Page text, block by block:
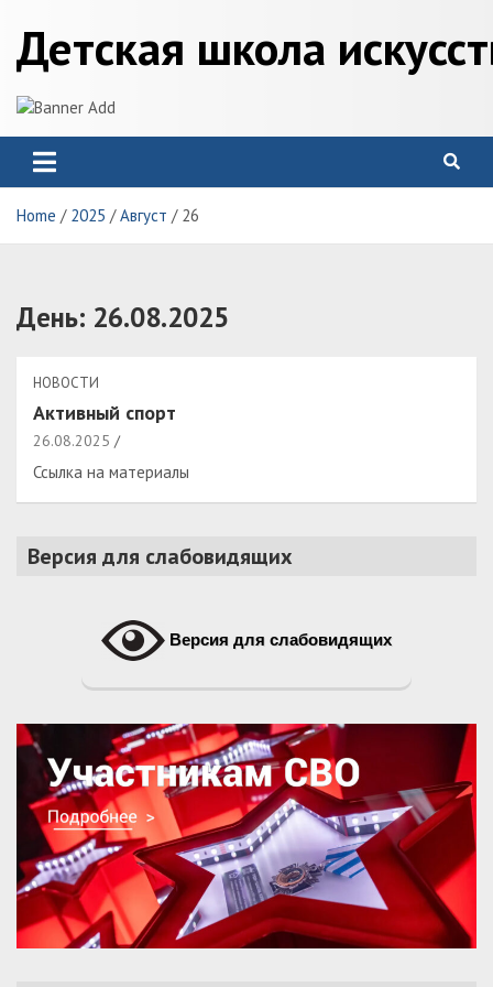
content
Детская школа
Home 2025 Август 26
День: 26.08.2025
НОВОСТИ
Активный спорт
26.08.2025
Ссылка на материалы
Версия для слабовидящих
Версия для слабовидящих